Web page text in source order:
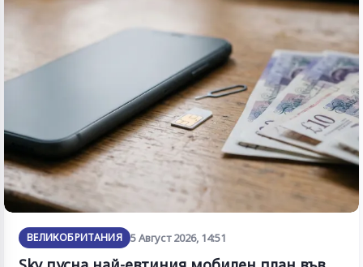
ВЕЛИКОБРИТАНИЯ 5 Август 2026, 14:51